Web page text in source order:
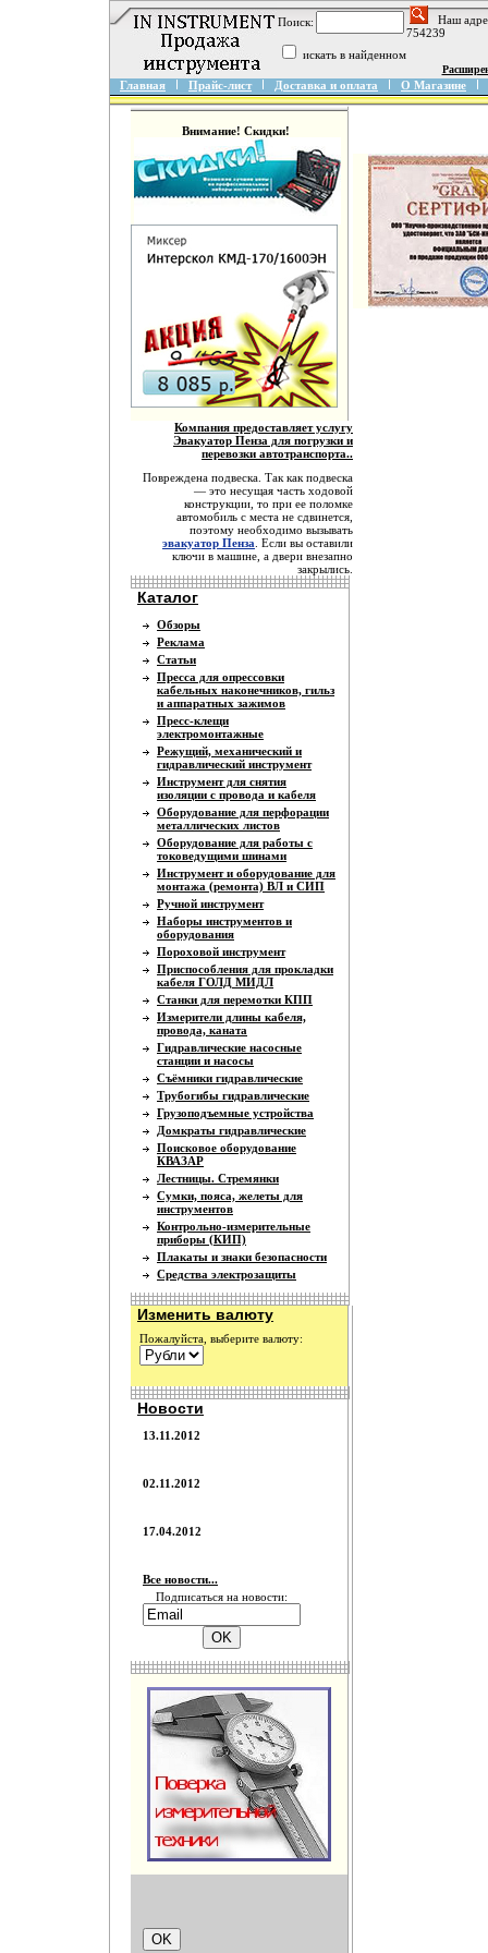
Поиск:
Наш
754239
искать в найденном
Главная Прайс-лист Доставка и оплата О Магазине
Внимание! Скидки!
Компания предоставляет услугу
Эвакуатор Пенза для погрузки и
перевозки автотранспорта..
Повреждена подвеска. Так как подвеска
— это несущая часть ходовой
конструкции, то при ее поломке
автомобиль с места не сдвинется,
поэтому необходимо вызывать
эвакуатор Пенза . Если вы оставили
ключи в машине, а двери внезапно
закрылись.
Каталог
Обзоры
Реклама
Статьи
Пресса для опрессовки
кабельных наконечников, гильз
и аппаратных зажимов
Пресс-клещи
электромонтажные
Режущий, механический и
гидравлический инструмент
Инструмент для снятия
изоляции с провода и кабеля
Оборудование для перфорации
металлических листов
Оборудование для работы с
токоведущими шинами
Инструмент и оборудование для
монтажа (ремонта) ВЛ и СИП
Ручной инструмент
Наборы инструментов и
оборудования
Пороховой инструмент
Приспособления для прокладки
кабеля ГОЛД МИДЛ
Станки для перемотки КПП
Измерители длины кабеля,
провода, каната
Гидравлические насосные
станции и насосы
Съёмники гидравлические
Трубогибы гидравлические
Грузоподъемные устройства
Домкраты гидравлические
Поисковое оборудование
КВАЗАР
Лестницы. Стремянки
Сумки, пояса, желеты для
инструментов
Контрольно-измерительные
приборы (КИП)
Плакаты и знаки безопасности
Средства электрозащиты
Изменить валюту
Пожалуйста, выберите валюту:
Новости
13.11.2012
02.11.2012
17.04.2012
Все новости...
Подписаться на новости: